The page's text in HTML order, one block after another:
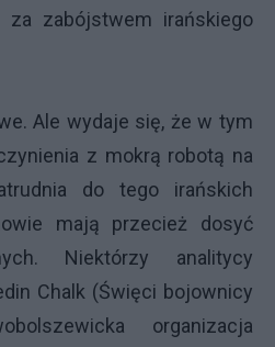
zabójstwem irańskiego
Ale wydaje się, że w tym
z mokrą robotą na
do tego irańskich
mają przecież dosyć
Niektórzy analitycy
Chalk (Święci bojownicy
organizacja